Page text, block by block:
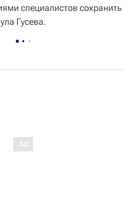
специалистов сохранить
Гусева.